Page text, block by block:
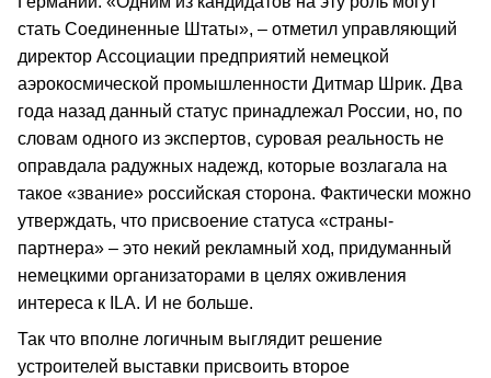
стать Соединенные Штаты», – отметил управляющий
директор Ассоциации предприятий немецкой
аэрокосмической промышленности Дитмар Шрик. Два
года назад данный статус принадлежал России, но, по
словам одного из экспертов, суровая реальность не
оправдала радужных надежд, которые возлагала на
такое «звание» российская сторона. Фактически можно
утверждать, что присвоение статуса «страны-
партнера» – это некий рекламный ход, придуманный
немецкими организаторами в целях оживления
интереса к ILA. И не больше.
Так что вполне логичным выглядит решение
устроителей выставки присвоить второе